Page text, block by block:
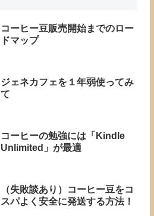
コーヒー豆販売開始までのロー
ドマップ
ジェネカフェを１年弱使ってみ
て
コーヒーの勉強には「Kindle
Unlimited」が最適
（失敗談あり）コーヒー豆をコ
スパよく安全に発送する方法！